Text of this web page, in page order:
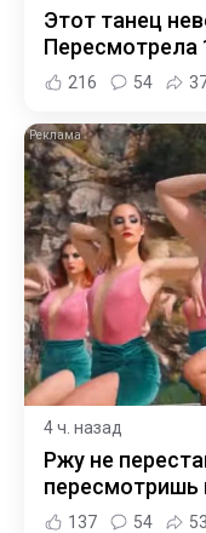
Этот танец
Пересмотрела
216 54
4 ч. назад
Ржу не
пересмотришь
137 54 53